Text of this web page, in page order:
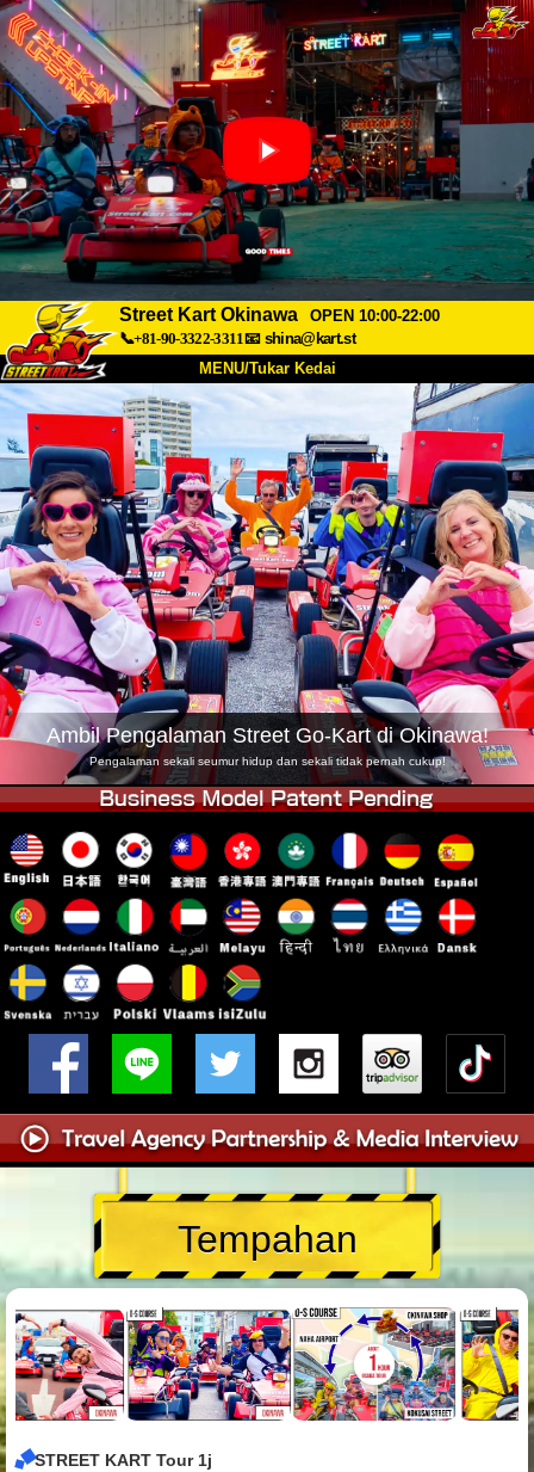
Street Kart Okinawa
OPEN 10:00-22:00
📞+81-90-3322-3311📧 shina@kart.st
MENU/Tukar Kedai
Tentang Spesifikasi Harga
Akses Suara Soalan Lazim
Syarikat Tempahan
Tukar Kedai
Tokyo Shinagawa Tokyo Akihabara#1
Tokyo Akihabara#2 Tokyo Shibuya
Tokyo Shibuya Annex Tokyo Bay
Tokyo Asakusa Osaka
Okinawa
Ambil Pengalaman Street Go-Kart di Okinawa!
Pengalaman sekali seumur hidup dan sekali tidak pernah cukup!
Tempahan
STREET KART Tour 1j